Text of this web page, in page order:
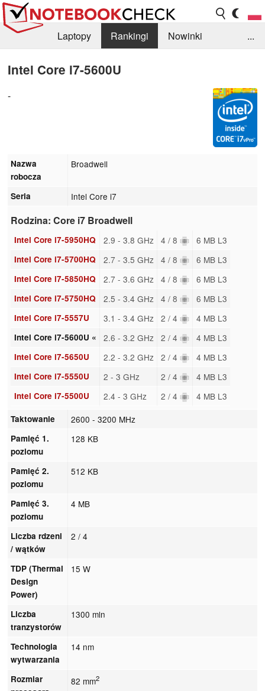
Laptopy Rankingi
Nowinki
...
Intel Core i7-5600U
-
Nazwa
robocza
Broadwell
Seria Intel Core i7
Rodzina: Core i7 Broadwell
Intel Core i7-5950HQ 2.9 - 3.8 GHz 4 / 8 6 MB L3
Intel Core i7-5700HQ 2.7 - 3.5 GHz 4 / 8 6 MB L3
Intel Core i7-5850HQ 2.7 - 3.6 GHz 4 / 8 6 MB L3
Intel Core i7-5750HQ 2.5 - 3.4 GHz 4 / 8 6 MB L3
Intel Core i7-5557U 3.1 - 3.4 GHz 2 / 4 4 MB L3
Intel Core i7-5600U « 2.6 - 3.2 GHz 2 / 4 4 MB L3
Intel Core i7-5650U 2.2 - 3.2 GHz 2 / 4 4 MB L3
Intel Core i7-5550U 2 - 3 GHz 2 / 4 4 MB L3
Intel Core i7-5500U 2.4 - 3 GHz 2 / 4 4 MB L3
Taktowanie 2600 - 3200 MHz
Pamięć 1.
poziomu
128 KB
Pamięć 2.
poziomu
512 KB
Pamięć 3.
poziomu
4 MB
Liczba rdzeni
/ wątków
2 / 4
TDP (Thermal
Design
Power)
15 W
Liczba
tranzystorów
1300 mln
Technologia
wytwarzania
14 nm
Rozmiar
82 mm2